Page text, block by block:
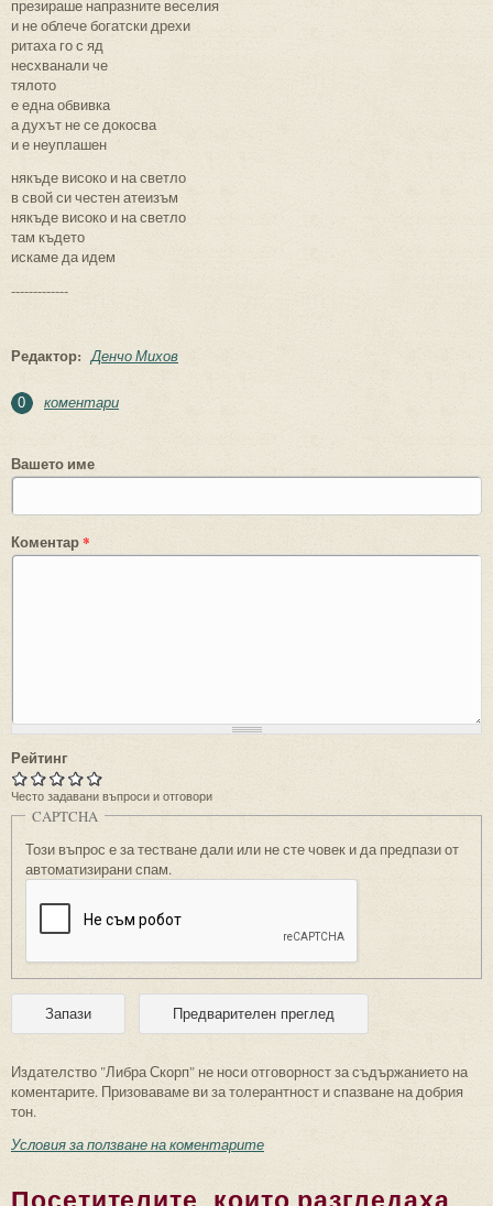
презираше напразните веселия
и не облече богатски дрехи
ритаха го с яд
несхванали че
тялото
е една обвивка
а духът не се докосва
и е неуплашен
някъде високо и на светло
в свой си честен атеизъм
някъде високо и на светло
там където
искаме да идем
-------------
Редактор: Денчо Михов
0 коментари
Вашето име
Коментар*
Рейтинг
Често задавани въпроси и отговори
CAPTCHA
Този въпрос е за тестване дали или не сте човек и да предпази от
автоматизирани спам.
Издателство "Либра Скорп" не носи отговорност за съдържанието на
коментарите. Призоваваме ви за толерантност и спазване на добрия
тон.
Условия за ползване на коментарите
Посетителите, които разгледаха